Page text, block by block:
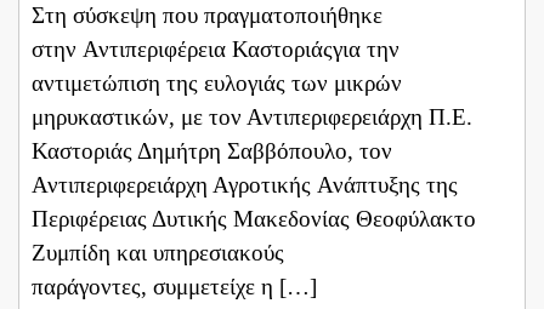
Στη σύσκεψη που πραγματοποιήθηκε
στην Αντιπεριφέρεια Καστοριάςγια την
αντιμετώπιση της ευλογιάς των μικρών
μηρυκαστικών, με τον Αντιπεριφερειάρχη Π.Ε.
Καστοριάς Δημήτρη Σαββόπουλο, τον
Αντιπεριφερειάρχη Αγροτικής Ανάπτυξης της
Περιφέρειας Δυτικής Μακεδονίας Θεοφύλακτο
Ζυμπίδη και υπηρεσιακούς
παράγοντες, συμμετείχε η […]